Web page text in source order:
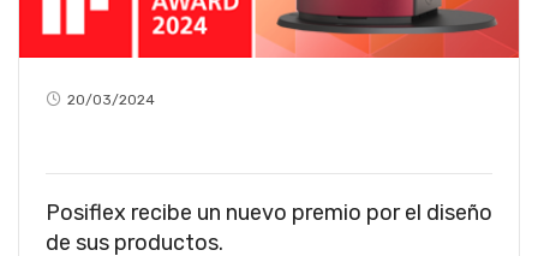
20/03/2024
Posiflex recibe un nuevo premio por el diseño
de sus productos.